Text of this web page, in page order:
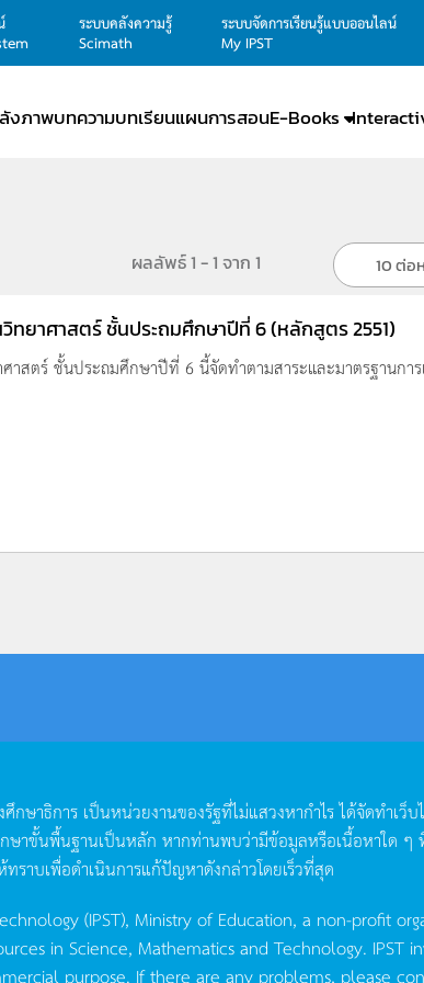
ระบบคลังความรู้
Scimath
ระบบจัดการเรียนรู้แบบออนไลน์
My IPST
งภาพบทความบทเรียนแผนการสอนE-Books
ผลลัพธ์ 1 - 1 จาก 1 10 ต่อ
ทยาศาสตร์ ชั้นประถมศึกษาปีที่ 6 (หลักสูตร 2551)
าสตร์ ชั้นประถมศึกษาปีที่ 6 นี้จัดทำตามสาระและมาตรฐานการ
ศึกษาธิการ เป็นหน่วยงานของรัฐที่ไม่แสวงหากำไรได้จัดทำเว็
ษาขั้นพื้นฐานเป็นหลัก หากท่านพบว่ามีข้อมูลหรือเนื้อหาใด ๆ
ทราบเพื่อดำเนินการแก้ปัญหาดังกล่าวโดยเร็วที่สุด
(IPST), Ministry of Education, a non-profit
in Science, Mathematics and Technology. IPST
purpose. If there are any problems, please